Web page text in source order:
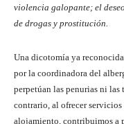
violencia galopante; el
de drogas y prostitución.
Una dicotomía ya
por la coordinadora del
perpetúan las penurias ni las
contrario, al ofrecer
alojamiento, contribuimos a